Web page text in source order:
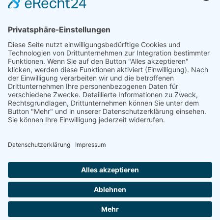
NEWSLETTER ABONNIEREN
ABONNIEREN
FOLGEN SIE UNS